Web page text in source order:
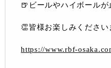
🍺ビールやハイボールが
👏皆様お楽しみください
https://www.rbf-